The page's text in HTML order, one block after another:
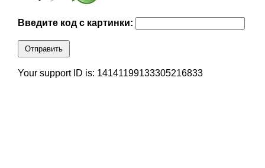
Введите код с картинки:
Отправить
Your support ID is: 14141199133305216833